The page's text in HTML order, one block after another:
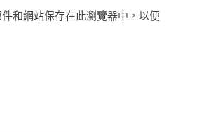
和網站保存在此瀏覽器中，以便